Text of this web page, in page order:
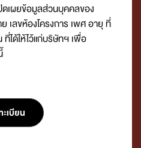
ดเผยข้อมูลส่วนบุคคลของ
เลขห้องโครงการ เพศ อายุ ที่
ได้ให้ไว้แก่บริษัทฯ เพื่อ
เบียน